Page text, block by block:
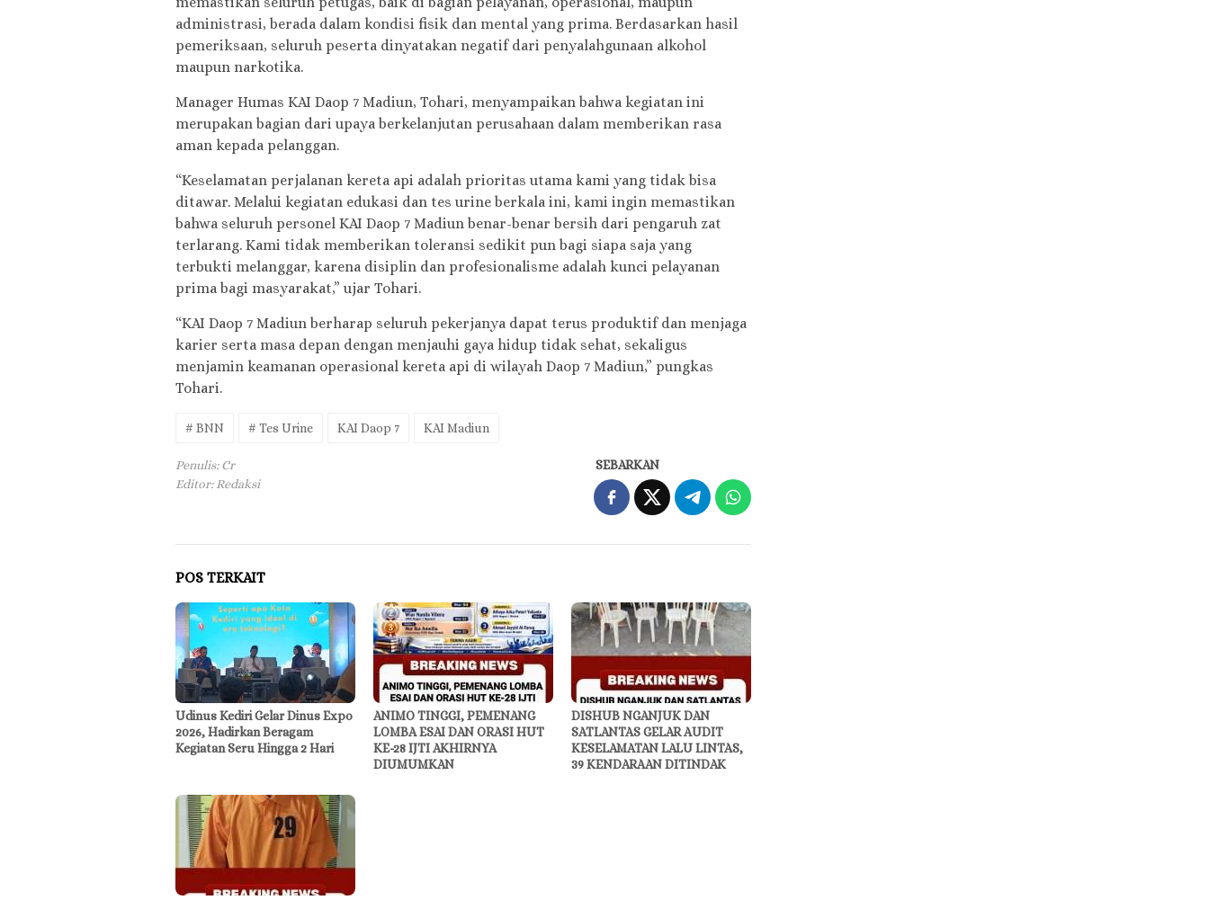
administrasi, berada dalam kondisi fisik dan mental yang prima. Berdasarkan hasil
pemeriksaan, seluruh peserta dinyatakan negatif dari penyalahgunaan alkohol
maupun narkotika.
Manager Humas KAI Daop 7 Madiun, Tohari, menyampaikan bahwa kegiatan ini
merupakan bagian dari upaya berkelanjutan perusahaan dalam memberikan rasa
aman kepada pelanggan.
“Keselamatan perjalanan kereta api adalah prioritas utama kami yang tidak bisa
ditawar. Melalui kegiatan edukasi dan tes urine berkala ini, kami ingin memastikan
bahwa seluruh personel KAI Daop 7 Madiun benar-benar bersih dari pengaruh zat
terlarang. Kami tidak memberikan toleransi sedikit pun bagi siapa saja yang
terbukti melanggar, karena disiplin dan profesionalisme adalah kunci pelayanan
prima bagi masyarakat,” ujar Tohari.
“KAI Daop 7 Madiun berharap seluruh pekerjanya dapat terus produktif dan menjaga
karier serta masa depan dengan menjauhi gaya hidup tidak sehat, sekaligus
menjamin keamanan operasional kereta api di wilayah Daop 7 Madiun,” pungkas
Tohari.
# BNN # Tes Urine KAI Daop 7 KAI Madiun
Penulis: Cr
Editor: Redaksi
SEBARKAN
POS TERKAIT
Udinus Kediri Gelar Dinus Expo
2026, Hadirkan Beragam
Kegiatan Seru Hingga 2 Hari
ANIMO TINGGI, PEMENANG
LOMBA ESAI DAN ORASI HUT
KE-28 IJTI AKHIRNYA
DIUMUMKAN
DISHUB NGANJUK DAN
SATLANTAS GELAR AUDIT
KESELAMATAN LALU LINTAS,
39 KENDARAAN DITINDAK